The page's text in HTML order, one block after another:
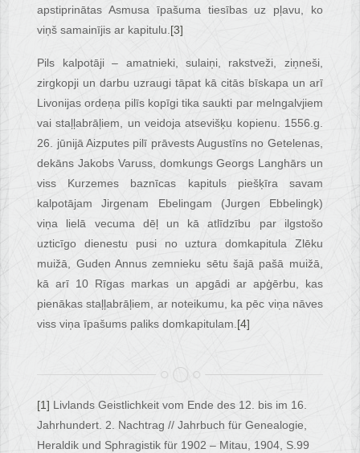
apstiprinātas Asmusa īpašuma tiesības uz pļavu, ko
viņš samainījis ar kapitulu.[3]
Pils kalpotāji – amatnieki, sulaiņi, rakstveži, ziņneši,
zirgkopji un darbu uzraugi tāpat kā citās bīskapa un arī
Livonijas ordeņa pilīs kopīgi tika saukti par melngalvjiem
vai staļļabrāļiem, un veidoja atsevišķu kopienu. 1556.g.
26. jūnijā Aizputes pilī prāvests Augustīns no Getelenas,
dekāns Jakobs Varuss, domkungs Georgs Langhārs un
viss Kurzemes baznīcas kapituls piešķīra savam
kalpotājam Jirgenam Ebelingam (Jurgen Ebbelingk)
viņa lielā vecuma dēļ un kā atlīdzību par ilgstošo
uzticīgo dienestu pusi no uztura domkapitula Zlēku
muižā, Guden Annus zemnieku sētu šajā pašā muižā,
kā arī 10 Rīgas markas un apgādi ar apģērbu, kas
pienākas staļļabrāļiem, ar noteikumu, ka pēc viņa nāves
viss viņa īpašums paliks domkapitulam.[4]
[1] Livlands Geistlichkeit vom Ende des 12. bis im 16.
Jahrhundert. 2. Nachtrag // Jahrbuch für Genealogie,
Heraldik und Sphragistik für 1902 – Mitau, 1904, S.99